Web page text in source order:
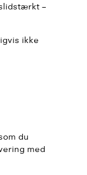
–
ikke
du
med